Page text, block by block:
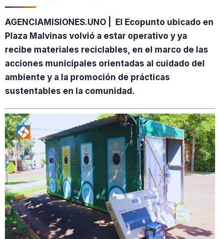
AGENCIAMISIONES.UNO | El Ecopunto ubicado en
Plaza Malvinas volvió a estar operativo y ya
recibe materiales reciclables, en el marco de las
acciones municipales orientadas al cuidado del
ambiente y a la promoción de prácticas
sustentables en la comunidad.